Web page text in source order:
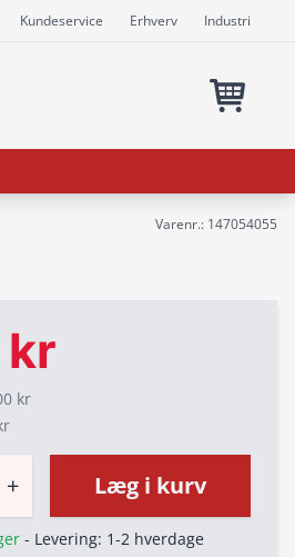
Kundeservice Erhverv Industri
Varenr.: 147054055
kr
+ Læg i kurv
- Levering: 1-2 hverdage